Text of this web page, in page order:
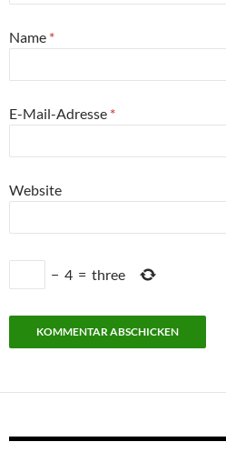
Name *
E-Mail-Adresse *
Website
− 4 = three